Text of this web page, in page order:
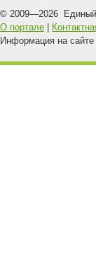
© 2009—2026 Единый
О портале
Информация на